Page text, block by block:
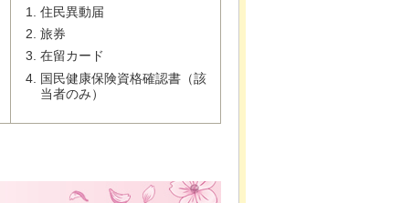
住民異動届
旅券
在留カード
国民健康保険資格確認書（該
当者のみ）